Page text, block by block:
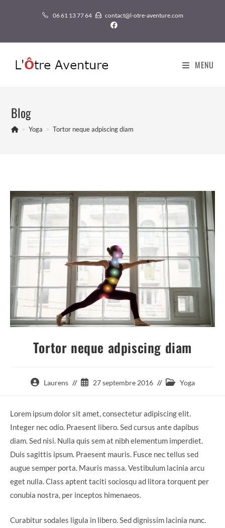
06 61 13 77 64‬ contact@l-otre-aventure.com
MENU
Blog
> Yoga > Tortor neque adpiscing diam
Tortor neque adpiscing diam
Auteur/autrice
publication :
Laurens
Publication
27 septembre 2016
Post Yoga
Lorem ipsum dolor sit amet, consectetur adipiscing elit.
Integer nec odio. Praesent libero. Sed cursus ante dapibus
diam. Sed nisi. Nulla quis sem at nibh elementum imperdiet.
Duis sagittis ipsum. Praesent mauris. Fusce nec tellus sed
augue semper porta. Mauris massa. Vestibulum lacinia arcu
eget nulla. Class aptent taciti sociosqu ad litora torquent per
conubia nostra, per inceptos himenaeos.
Curabitur sodales ligula in libero. Sed dignissim lacinia nunc.